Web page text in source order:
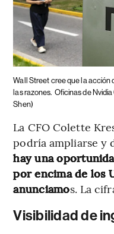
Wall Street cree que la acción
las razones. Oficinas de
Shen)
La CFO Colette
podría ampliarse y
hay una
por encima de los
anunciamos. La
Visibilidad de